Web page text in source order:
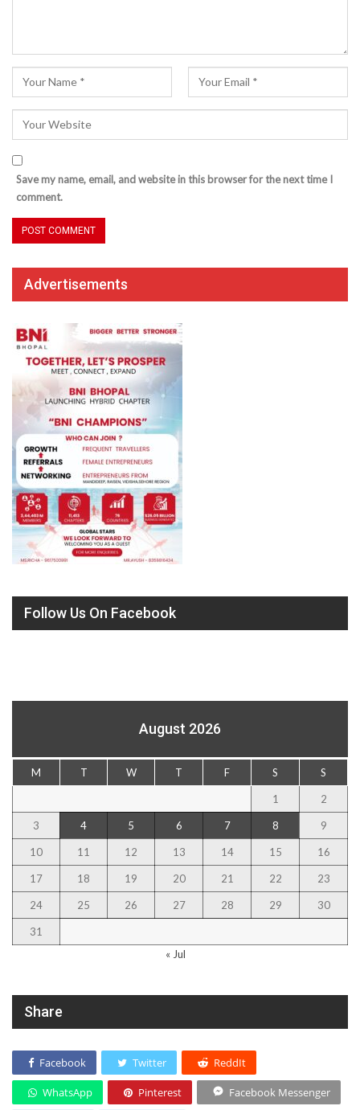
Save my name, email, and website in this browser for the next time I
comment.
Advertisements
Follow Us On Facebook
August 2026
M T W T F S S
1 2
3 4 5 6 7 8 9
10 11 12 13 14 15 16
17 18 19 20 21 22 23
24 25 26 27 28 29 30
31
« Jul
Share
Facebook Twitter ReddIt
WhatsApp Pinterest Facebook Messenger